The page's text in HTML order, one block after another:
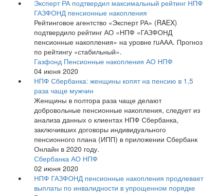
Эксперт РА подтвердил максимальный рейтинг НПФ
ГАЗФОНД пенсионные накопления
Рейтинговое агентство «Эксперт РА» (RAEX)
подтвердило рейтинг АО «НПФ «ГАЗФОНД
пенсионные накопления» на уровне ruААА. Прогноз
по рейтингу «стабильный».
Газфонд Пенсионные накопления АО НПФ
04 июня 2020
НПФ Сбербанка: женщины копят на пенсию в 1,5
раза чаще мужчин
Женщины в полтора раза чаще делают
добровольные пенсионные накопления, следует из
анализа данных о клиентах НПФ Сбербанка,
заключивших договоры индивидуального
пенсионного плана (ИПП) в приложении Сбербанк
Онлайн в 2020 году.
Сбербанка АО НПФ
02 июня 2020
НПФ ГАЗФОНД пенсионные накопления продлевает
выплаты по инвалидности в упрощенном порядке